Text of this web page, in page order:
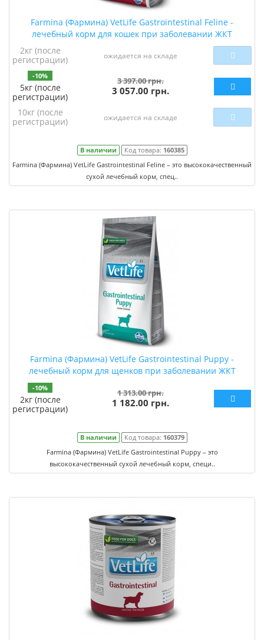
Farmina (Фармина) VetLife Gastrointestinal Feline -
лечебный корм для кошек при заболевании ЖКТ
2кг (после
регистрации)
ожидается на складе
-10%
5кг (после
регистрации)
3 397.00 грн.
3 057.00 грн.
10кг (после
регистрации)
ожидается на складе
В наличии Код товара: 160385
Farmina (Фармина) VetLife Gastrointestinal Feline – это высококачественный
сухой лечебный корм, спец..
Farmina (Фармина) VetLife Gastrointestinal Puppy -
лечебный корм для щенков при заболевании ЖКТ
-10%
2кг (после
регистрации)
1 313.00 грн.
1 182.00 грн.
В наличии Код товара: 160379
Farmina (Фармина) VetLife Gastrointestinal Puppy – это
высококачественный сухой лечебный корм, специ..